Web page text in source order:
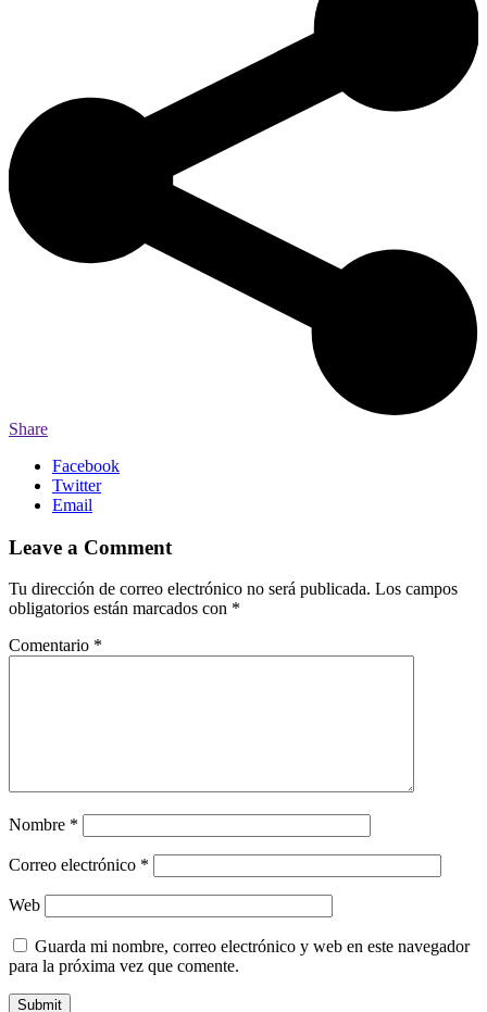
Share
Facebook
Twitter
Email
Leave a Comment
Tu dirección de correo electrónico no será publicada. Los campos
obligatorios están marcados con *
Comentario *
Nombre *
Correo electrónico *
Web
Guarda mi nombre, correo electrónico y web en este navegador
para la próxima vez que comente.